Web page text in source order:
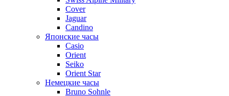
Cover
Jaguar
Candino
Японские часы
Casio
Orient
Seiko
Orient Star
Немецкие часы
Bruno Sohnle